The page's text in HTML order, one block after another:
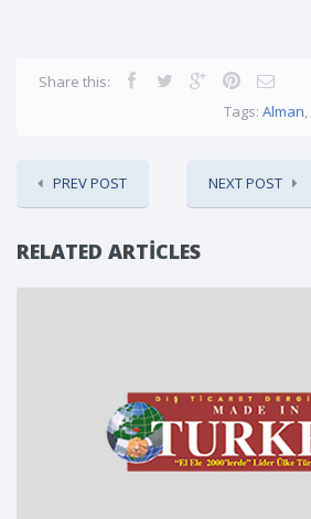
Share this:
Tags: Alman,
PREV POST NEXT POST
RELATED ARTICLES